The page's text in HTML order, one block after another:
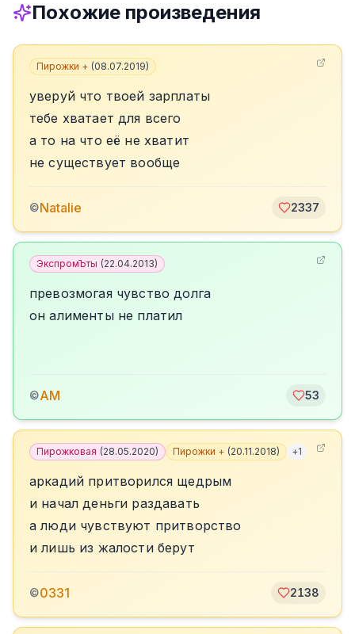
Похожие произведения
Пирожки + (08.07.2019)
уверуй что твоей зарплаты
тебе хватает для всего
а то на что её не хватит
не существует вообще
©Natalie 2337
ЭкспромЪты (22.04.2013)
превозмогая чувство долга
он алименты не платил
©АМ 53
Пирожковая (28.05.2020) Пирожки + (20.11.2018) +1
аркадий притворился щедрым
и начал деньги раздавать
а люди чувствуют притворство
и лишь из жалости берут
©0331 2138